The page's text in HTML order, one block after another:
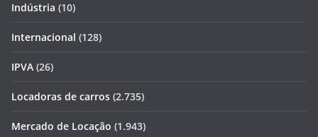
Indústria (10)
Internacional (128)
IPVA (26)
Locadoras de carros (2.735)
Mercado de Locação (1.943)